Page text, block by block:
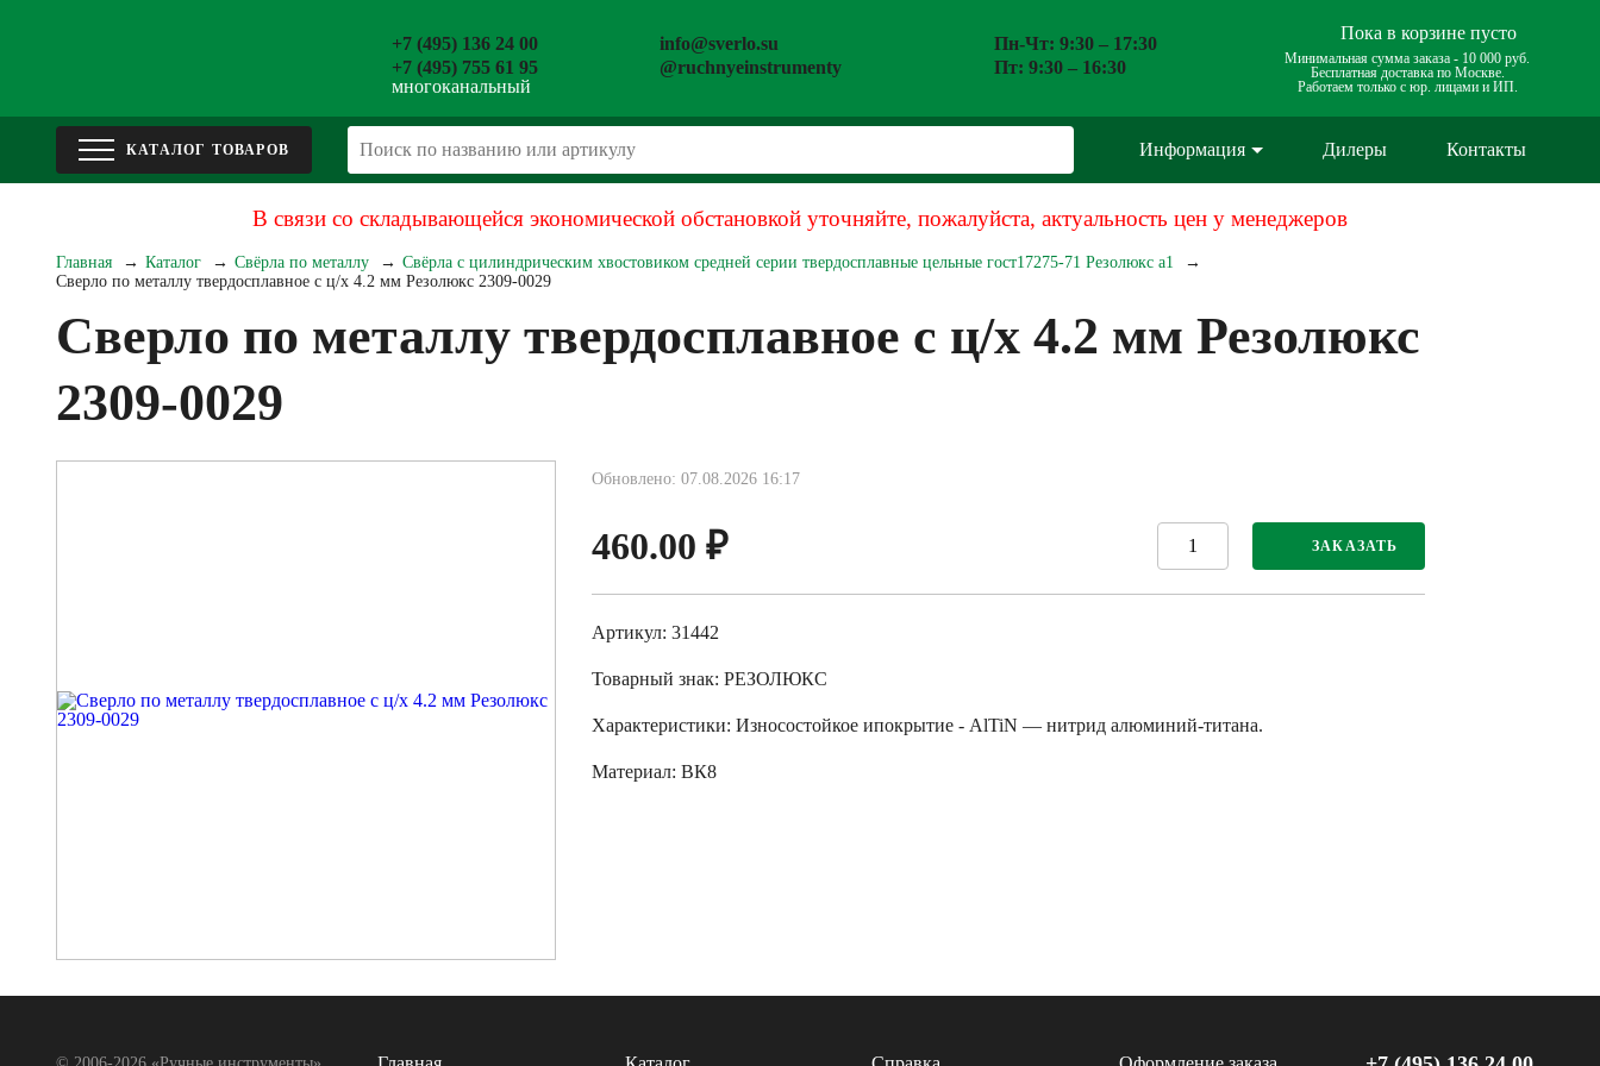
+7 (495) 136 24 00
+7 (495) 755 61 95
многоканальный
info@sverlo.su
@ruchnyeinstrumenty
Пн-Чт: 9:30 – 17:30
Пт: 9:30 – 16:30
Пока в корзине пусто
Минимальная сумма заказа - 10 000 руб.
Бесплатная доставка по Москве.
Работаем только с юр. лицами и ИП.
Информация Дилеры Контакты
В связи со складывающейся экономической обстановкой уточняйте, пожалуйста, актуальность цен у менеджеров
Главная Каталог Свёрла по металлу
Свёрла с цилиндрическим хвостовиком средней серии твердосплавные цельные гост17275-71 Резолюкс а1
Сверло по металлу твердосплавное с ц/х 4.2 мм Резолюкс 2309-0029
Сверло по металлу твердосплавное с ц/х 4.2 мм Резолюкс
2309-0029
Обновлено: 07.08.2026 16:17
460.00 ₽ ЗАКАЗАТЬ
Артикул: 31442
Товарный знак: РЕЗОЛЮКС
Характеристики: Износостойкое ипокрытие - AlTiN — нитрид алюминий-титана.
Материал: ВК8